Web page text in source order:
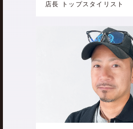
店長 トップスタイリスト